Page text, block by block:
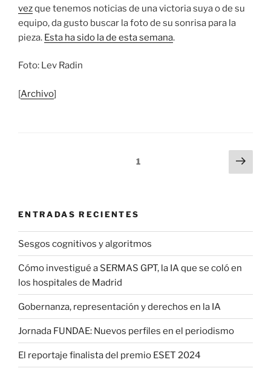
vezque tenemos noticias de una victoria suya o de su
equipo, da gusto buscar la foto de su sonrisa para la
pieza. Esta ha sido la de esta semana.
Foto: Lev Radin
[Archivo]
Página1
ENTRADAS RECIENTES
Sesgos cognitivos y algoritmos
Cómo investigué a SERMAS GPT, la IA que se coló en
los hospitales de Madrid
Gobernanza, representación y derechos en la IA
Jornada FUNDAE: Nuevos perfiles en el periodismo
El reportaje finalista del premio ESET 2024